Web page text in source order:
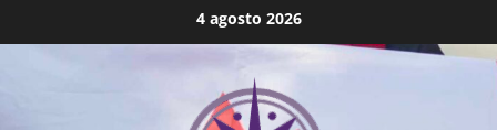
al
4 agosto 2026